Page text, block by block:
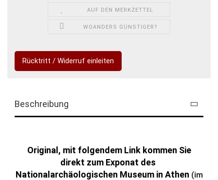
AUF DEN MERKZETTEL
WOANDERS GÜNSTIGER?
Rücktritt / Widerruf einleiten
Beschreibung
Original, mit folgendem Link kommen Sie
direkt zum Exponat des
Nationalarchäologischen Museum in Athen (im